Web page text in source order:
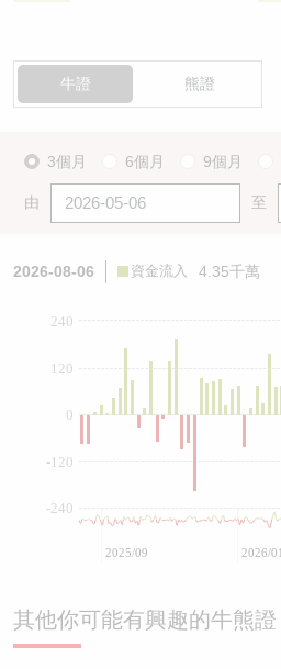
牛證 熊證
3個月 6個月 9個月
由 至
2026-08-06 資金流入 4.35千萬
0
-240
-120
120
240
2025/09 2026/01
其他你可能有興趣的牛熊證